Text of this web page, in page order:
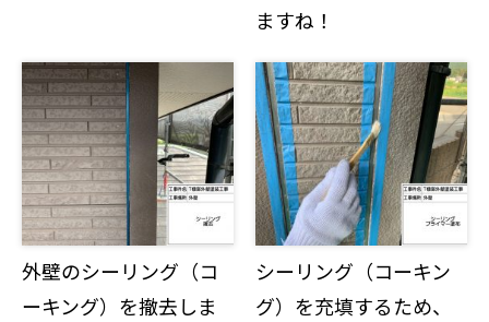
ますね！
外壁のシーリング（コ
ーキング）を撤去しま
シーリング（コーキン
グ）を充填するため、